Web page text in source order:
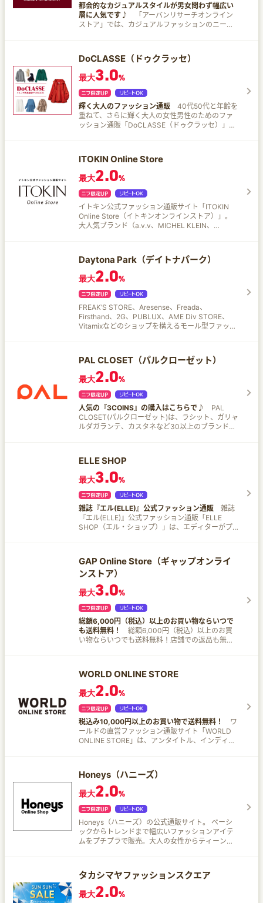
都会的なカジュアルスタイルが男女問わず幅広い
層に人気です♪
「アーバンリサーチオンライン
ストア」では、カジュアルファッションのニーズ
DoCLASSE（ドゥクラッセ）
最大3.0%
輝く大人のファッション通販 40代50代と年齢を
重ねて、さらに輝く大人の女性男性のためのファ
ッション通販「DoCLASSE（ドゥクラッセ）」。
ITOKIN Online Store
最大2.0%
イトキン公式ファッション通販サイト「ITOKIN
Online Store（イトキンオンラインストア）」。
大人気ブランド（a.v.v、MICHEL KLEIN、
Daytona Park（デイトナパーク）
最大2.0%
FREAK’S STORE、Aresense、Freada、
Firsthand、2G、PUBLUX、AME Div STORE、
Vitamixなどのショップを構えるモール型ファッシ
をお届けします♪
PAL CLOSET（パルクローゼット）
最大2.0%
人気の『3COINS』の購入はこちらで♪
PAL
CLOSET(パルクローゼット)は、ラシット、ガリャ
ルダガランテ、カスタネなど30以上のブランドを
だけます♪
ELLE SHOP
最大3.0%
雑誌『エル(ELLE)』公式ファッション通販 雑誌
『エル(ELLE)』公式ファッション通販「ELLE
SHOP（エル・ショップ）」は、エディターがプ
ンドまで、幅広いファッションアイテムを取り扱
い。
GAP Online Store（ギャップオンライ
ンストア）
最大3.0%
総額6,000円（税込）以上のお買い物ならいつで
も送料無料！
総額6,000円（税込）以上のお買
い物ならいつでも送料無料！店舗での返品も無
WORLD ONLINE STORE
最大2.0%
税込み10,000円以上のお買い物で送料無料！
ワ
ールドの直営ファッション通販サイト「WORLD
ONLINE STORE」は、アンタイトル、インディヴ
Honeys（ハニーズ）
最大2.0%
Honeys（ハニーズ）の公式通販サイト。 ベーシ
ックからトレンドまで幅広いファッションアイテ
ムをプチプラで販売。大人の女性からティーンま
す。
タカシマヤファッションスクエア
最大2.0%